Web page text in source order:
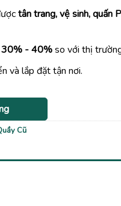
tân trang, vệ sinh, quấn
30% - 40%so với thị
và lắp đặt tận nơi.
Cũ